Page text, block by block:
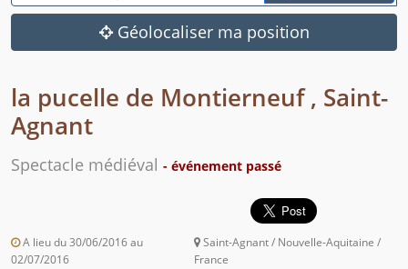
Géolocaliser ma position
la pucelle de Montierneuf , Saint-
Agnant
Spectacle médiéval - événement passé
A lieu du 30/06/2016 au
02/07/2016
Saint-Agnant / Nouvelle-Aquitaine /
France